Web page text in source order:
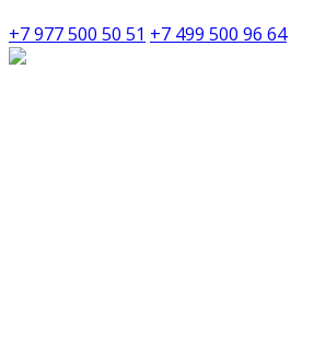
+7 977 500 50 51 +7 499 500 96 64